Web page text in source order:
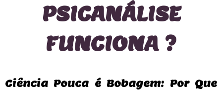
PSICANÁLISE
FUNCIONA ?
Ciência Pouca é Bobagem: Por Que